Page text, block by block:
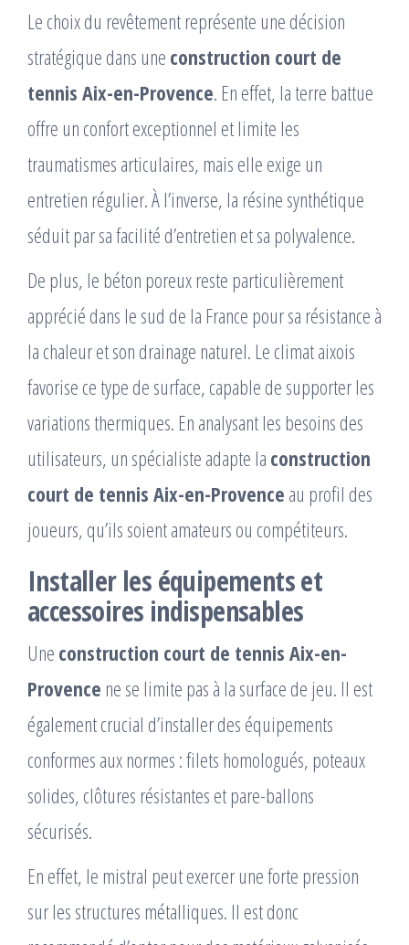
Le choix du revêtement représente une décision
stratégique dans une construction court de
tennis Aix-en-Provence. En effet, la terre battue
offre un confort exceptionnel et limite les
traumatismes articulaires, mais elle exige un
entretien régulier. À l’inverse, la résine synthétique
séduit par sa facilité d’entretien et sa polyvalence.
De plus, le béton poreux reste particulièrement
apprécié dans le sud de la France pour sa résistance à
la chaleur et son drainage naturel. Le climat aixois
favorise ce type de surface, capable de supporter les
variations thermiques. En analysant les besoins des
utilisateurs, un spécialiste adapte la construction
court de tennis Aix-en-Provence au profil des
joueurs, qu’ils soient amateurs ou compétiteurs.
Installer les équipements et
accessoires indispensables
Une construction court de tennis Aix-en-
Provence ne se limite pas à la surface de jeu. Il est
également crucial d’installer des équipements
conformes aux normes : filets homologués, poteaux
solides, clôtures résistantes et pare-ballons
sécurisés.
En effet, le mistral peut exercer une forte pression
sur les structures métalliques. Il est donc